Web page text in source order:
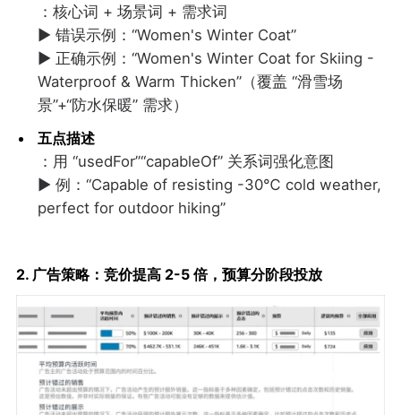
：核心词 + 场景词 + 需求词
▶ 错误示例：“Women's Winter Coat”
▶ 正确示例：“Women's Winter Coat for Skiing -
Waterproof & Warm Thicken”（覆盖 “滑雪场
景”+“防水保暖” 需求）
五点描述
：用 “usedFor”“capableOf” 关系词强化意图
▶ 例：“Capable of resisting -30℃ cold weather,
perfect for outdoor hiking”
2. 广告策略：竞价提高 2-5 倍，预算分阶段投放